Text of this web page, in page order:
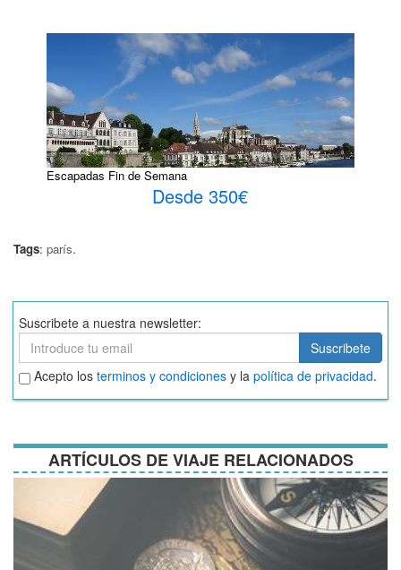
Escapadas Fin de Semana
Desde 350€
Tags: parís.
Suscribete a nuestra newsletter:
Suscribete
Suscribete
Aceptar
términos
y
Acepto los terminos y condiciones y la política de privacidad.
ARTÍCULOS DE VIAJE RELACIONADOS